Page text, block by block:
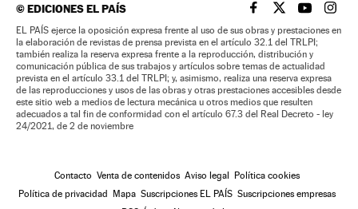
©EDICIONES EL PAÍS EL PAÍS BRASIL EN
EL PAÍSEL PAÍS
EL
EL PAÍS ejerce la oposición expresa frente al uso de sus obras y prestaciones en
la elaboración de revistas de prensa prevista en el artículo 32.1 del TRLPI;
también realiza la reserva expresa frente a la reproducción, distribución y
comunicación pública de sus trabajos y artículos sobre temas de actualidad
prevista en el artículo 33.1 del TRLPI; y, asimismo, realiza una reserva expresa
de las reproducciones y usos de las obras y otras prestaciones accesibles desde
este sitio web a medios de lectura mecánica u otros medios que resulten
adecuados a tal fin de conformidad con el artículo 67.3 del Real Decreto - ley
24/2021, de 2 de noviembre
Contacto Venta de contenidos Aviso legal Política cookies
Política de privacidad Mapa Suscripciones EL PAÍS Suscripciones empresas